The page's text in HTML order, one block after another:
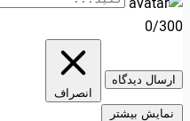
0/300
ارسال دیدگاه
انصراف
نمایش بیشتر